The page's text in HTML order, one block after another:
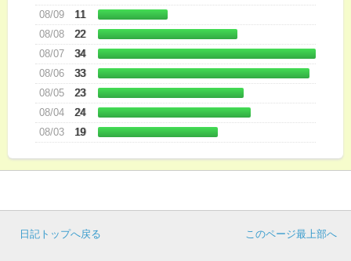
08/09
11
08/08
22
08/07
34
08/06
33
08/05
23
08/04
24
08/03
19
このページ最上部へ
日記トップへ戻る